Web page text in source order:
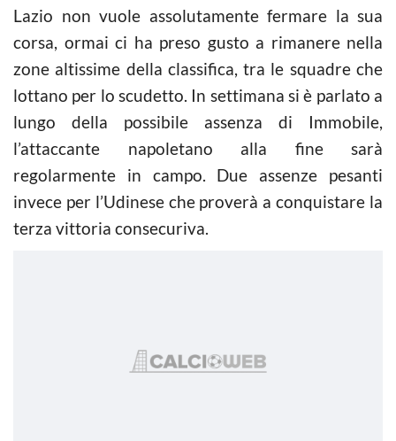
Lazio non vuole assolutamente fermare la sua
corsa, ormai ci ha preso gusto a rimanere nella
zone altissime della classifica, tra le squadre che
lottano per lo scudetto. In settimana si è parlato a
lungo della possibile assenza di Immobile,
l’attaccante napoletano alla fine sarà
regolarmente in campo. Due assenze pesanti
invece per l’Udinese che proverà a conquistare la
terza vittoria consecuriva.